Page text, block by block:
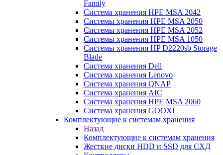
Family
Система хранения HPE MSA 2042
Системы хранения HPE MSA 2050
Системы хранения HPE MSA 2052
Системы хранения HPE MSA 1050
Системы хранения HP D2220sb Storage
Blade
Система хранения Dell
Система хранения Lenovo
Система хранения QNAP
Система хранения AIC
Система хранения HPE MSA 2060
Система хранения GOOXI
Комплектующие к системам хранения
Назад
Комплектующие к системам хранения
Жесткие диски HDD и SSD для СХД